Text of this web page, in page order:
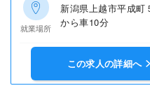
就業場所
新潟県上越市平成
から車10分
この求人の詳細へ